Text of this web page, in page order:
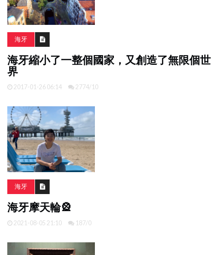
海牙
海牙縮小了一整個國家，又創造了無限個世
界
2017-01-26 06:14 2774/10
海牙
海牙摩天輪🎡
2021-08-05 21:10 187/0